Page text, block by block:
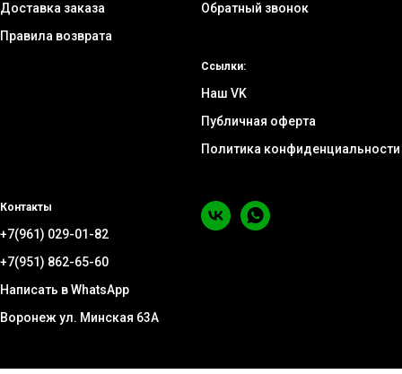
Доставка заказа
Правила возврата
Обратный звонок
Ссылки:
Наш VK
Публичная оферта
Политика конфиденциальности
Контакты
+7(961) 029-01-82
+7(951) 862-65-60
Написать в WhatsApp
Воронеж ул. Минская 63А